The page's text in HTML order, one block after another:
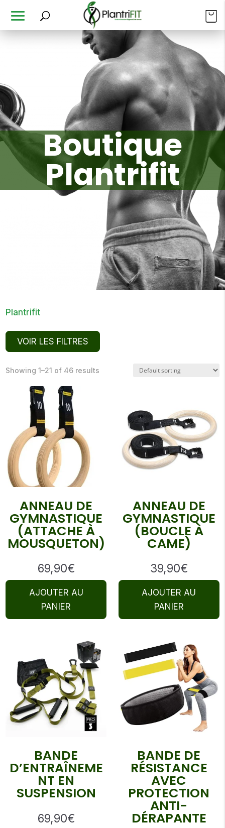
Boutique
Plantrifit
Plantrifit
VOIR LES FILTRES
Showing 1–21 of 46 results
ANNEAU DE
GYMNASTIQUE
(ATTACHE À
MOUSQUETON)
69,90€
AJOUTER AU
PANIER
ANNEAU DE
GYMNASTIQUE
(BOUCLE À
CAME)
39,90€
AJOUTER AU
PANIER
BANDE
D’ENTRAÎNEME
NT EN
SUSPENSION
69,90€
BANDE DE
RÉSISTANCE
AVEC
PROTECTION
ANTI-
DÉRAPANTE